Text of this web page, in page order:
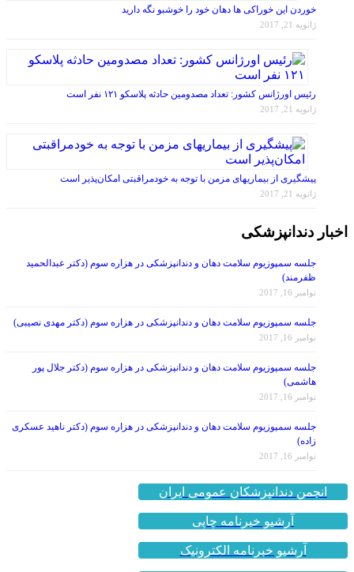
خوردن این خوراکی ها دهان خود را خوشبو نگه دارید
ژانویه 21, 2017
رئیس اورژانس کشور: تعداد مصدومین حادثه پلاسکو ۱۲۱ نفر است
ژانویه 21, 2017
پیشگیری از بیماریهای مزمن با توجه به خودمراقبتی امکان‌پذیر است
ژانویه 21, 2017
اخبار دندانپزشکی
جلسه سمپوزیوم سلامت دهان و دندانپزشکی در هزاره سوم (دکتر عبدالحمید
ظفرمند)
نوامبر 16, 2017
جلسه سمپوزیوم سلامت دهان و دندانپزشکی در هزاره سوم (دکتر مهدی نصیبی)
نوامبر 16, 2017
جلسه سمپوزیوم سلامت دهان و دندانپزشکی در هزاره سوم (دکتر جلال پور
هاشمی)
نوامبر 16, 2017
جلسه سمپوزیوم سلامت دهان و دندانپزشکی در هزاره سوم (دکتر ناهید عسکری
زاده)
نوامبر 16, 2017
انجمن دندانپزشکان عمومی ایران
آرشیو خبرنامه چاپی
آرشیو خبرنامه الکترونیک